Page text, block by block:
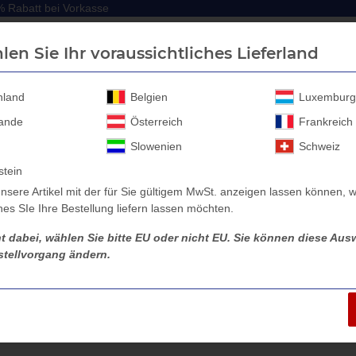
Rabatt bei Vorkasse
Rabatt bei Vorkasse
Höhe
Aufbauten in 80 cm
Sie Ihr voraussichtliches Lieferland
Belgien
Luxemburg
Österreich
Frankreich
Slowenien
Schweiz
Artikel mit der für Sie gültigem MwSt. anzeigen lassen können,
SIe Ihre Bestellung liefern lassen möchten.
dabei, wählen Sie bitte EU oder nicht EU. Sie können diese
ändern.